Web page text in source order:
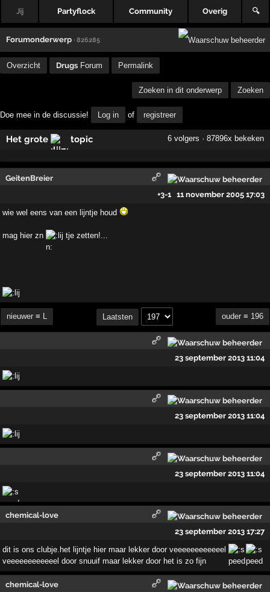
Jij Partyflock Community Overig 🔍
Forumonderwerp · 826285
Overzicht Drugs Forum Permalink
Zoeken in dit onderwerp Zoeken
Doe mee in de discussie! Log in of registreer
Het grote topic 6 volgers · 87896x bekeken
GeitenBreier
+3-1 11 november 2005 17:03
wie wel eens van een lijntje houd
mag hier zn tje zetten!...
nieuwer ≡ L Laatsten ouder ≡ 196
23 september 2013 11:04
23 september 2013 11:04
23 september 2013 11:04
chemical-love
23 september 2013 17:27
dit is ons clubje.het lijntje hier maar lekker door veeeeeeeeeeeel
veeeeeeeeeeeel door snuuif maar lekker door het is zo fijn
chemical-love